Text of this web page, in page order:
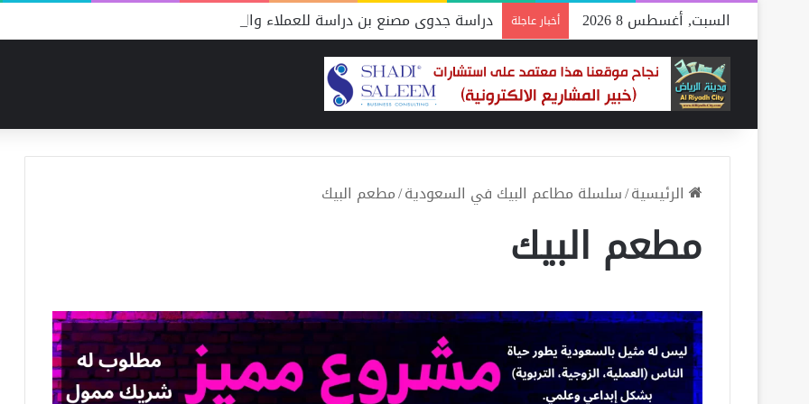
السبت, أغسطس 8 2026 أخبار عاجلة دراسة جدوى مصنع بن دراسة للعملاء والمنافسين
الرئيسية/سلسلة مطاعم البيك في السعودية/مطعم البيك
مطعم البيك